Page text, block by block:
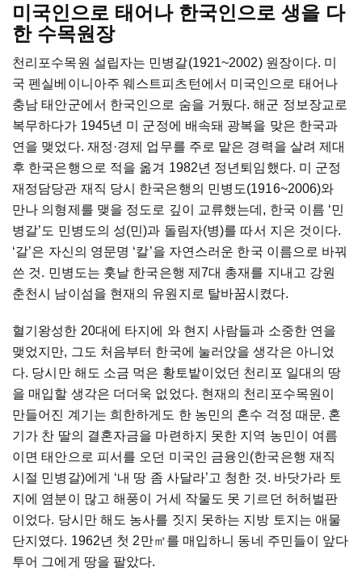
미국인으로 태어나 한국인으로 생을 다
한 수목원장
천리포수목원 설립자는 민병갈(1921~2002) 원장이다. 미
국 펜실베이니아주 웨스트피츠턴에서 미국인으로 태어나
충남 태안군에서 한국인으로 숨을 거뒀다. 해군 정보장교로
복무하다가 1945년 미 군정에 배속돼 광복을 맞은 한국과
연을 맺었다. 재정·경제 업무를 주로 맡은 경력을 살려 제대
후 한국은행으로 적을 옮겨 1982년 정년퇴임했다. 미 군정
재정담당관 재직 당시 한국은행의 민병도(1916~2006)와
만나 의형제를 맺을 정도로 깊이 교류했는데, 한국 이름 ‘민
병갈’도 민병도의 성(민)과 돌림자(병)를 따서 지은 것이다.
‘갈’은 자신의 영문명 ‘칼’을 자연스러운 한국 이름으로 바꿔
쓴 것. 민병도는 훗날 한국은행 제7대 총재를 지내고 강원
춘천시 남이섬을 현재의 유원지로 탈바꿈시켰다.
혈기왕성한 20대에 타지에 와 현지 사람들과 소중한 연을
맺었지만, 그도 처음부터 한국에 눌러앉을 생각은 아니었
다. 당시만 해도 소금 먹은 황토밭이었던 천리포 일대의 땅
을 매입할 생각은 더더욱 없었다. 현재의 천리포수목원이
만들어진 계기는 희한하게도 한 농민의 혼수 걱정 때문. 혼
기가 찬 딸의 결혼자금을 마련하지 못한 지역 농민이 여름
이면 태안으로 피서를 오던 미국인 금융인(한국은행 재직
시절 민병갈)에게 ‘내 땅 좀 사달라’고 청한 것. 바닷가라 토
지에 염분이 많고 해풍이 거세 작물도 못 기르던 허허벌판
이었다. 당시만 해도 농사를 짓지 못하는 지방 토지는 애물
단지였다. 1962년 첫 2만㎡를 매입하니 동네 주민들이 앞다
투어 그에게 땅을 팔았다.